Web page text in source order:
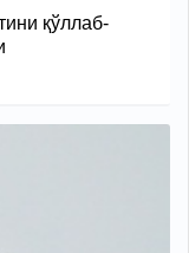
қўллаб-